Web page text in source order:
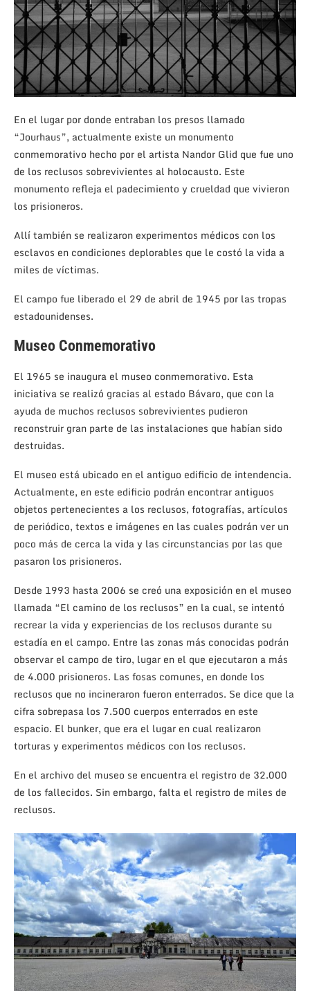
En el lugar por donde entraban los presos llamado
“Jourhaus”, actualmente existe un monumento
conmemorativo hecho por el artista Nandor Glid que fue uno
de los reclusos sobrevivientes al holocausto. Este
monumento refleja el padecimiento y crueldad que vivieron
los prisioneros.
Allí también se realizaron experimentos médicos con los
esclavos en condiciones deplorables que le costó la vida a
miles de víctimas.
El campo fue liberado el 29 de abril de 1945 por las tropas
estadounidenses.
Museo Conmemorativo
El 1965 se inaugura el museo conmemorativo. Esta
iniciativa se realizó gracias al estado Bávaro, que con la
ayuda de muchos reclusos sobrevivientes pudieron
reconstruir gran parte de las instalaciones que habían sido
destruidas.
El museo está ubicado en el antiguo edificio de intendencia.
Actualmente, en este edificio podrán encontrar antiguos
objetos pertenecientes a los reclusos, fotografías, artículos
de periódico, textos e imágenes en las cuales podrán ver un
poco más de cerca la vida y las circunstancias por las que
pasaron los prisioneros.
Desde 1993 hasta 2006 se creó una exposición en el museo
llamada “El camino de los reclusos” en la cual, se intentó
recrear la vida y experiencias de los reclusos durante su
estadía en el campo. Entre las zonas más conocidas podrán
observar el campo de tiro, lugar en el que ejecutaron a más
de 4.000 prisioneros. Las fosas comunes, en donde los
reclusos que no incineraron fueron enterrados. Se dice que la
cifra sobrepasa los 7.500 cuerpos enterrados en este
espacio. El bunker, que era el lugar en cual realizaron
torturas y experimentos médicos con los reclusos.
En el archivo del museo se encuentra el registro de 32.000
de los fallecidos. Sin embargo, falta el registro de miles de
reclusos.